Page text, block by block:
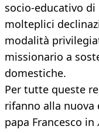
socio-educativo
molteplici
modalità
missionario a
domestiche.
Per tutte queste
rifanno alla
papa Francesco in